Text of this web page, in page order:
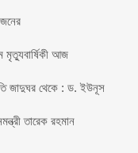
মৃত্যুবার্ষিকী আজ
জাদুঘর থেকে : ড. ইউনূস
তারেক রহমান